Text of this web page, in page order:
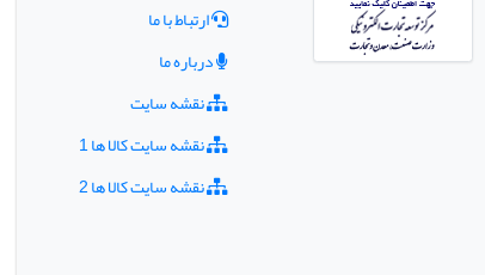
ارتباط با ما
درباره ما
نقشه سایت
نقشه سایت کالا ها 1
نقشه سایت کالا ها 2